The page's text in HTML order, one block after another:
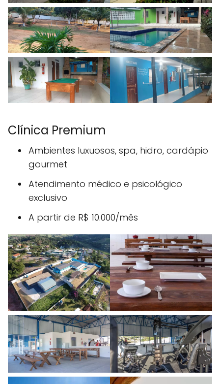
Clínica Premium
Ambientes luxuosos, spa, hidro, cardápio
gourmet
Atendimento médico e psicológico
exclusivo
A partir de R$ 10.000/mês